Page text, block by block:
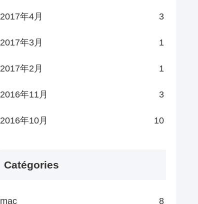
2017年4月 3
2017年3月 1
2017年2月 1
2016年11月 3
2016年10月 10
Catégories
mac 8